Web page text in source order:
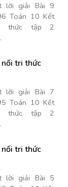
lời giải Bài 9
Toán 10 Kết
thức tập 2
tri thức
lời giải Bài 7
Toán 10 Kết
thức tập 2
tri thức
lời giải Bài 5